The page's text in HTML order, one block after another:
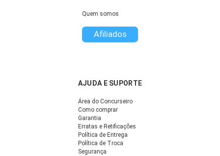
Quem somos
Afiliados
AJUDA E SUPORTE
Área do Concurseiro
Como comprar
Garantia
Erratas e Retificações
Política de Entrega
Política de Troca
Segurança